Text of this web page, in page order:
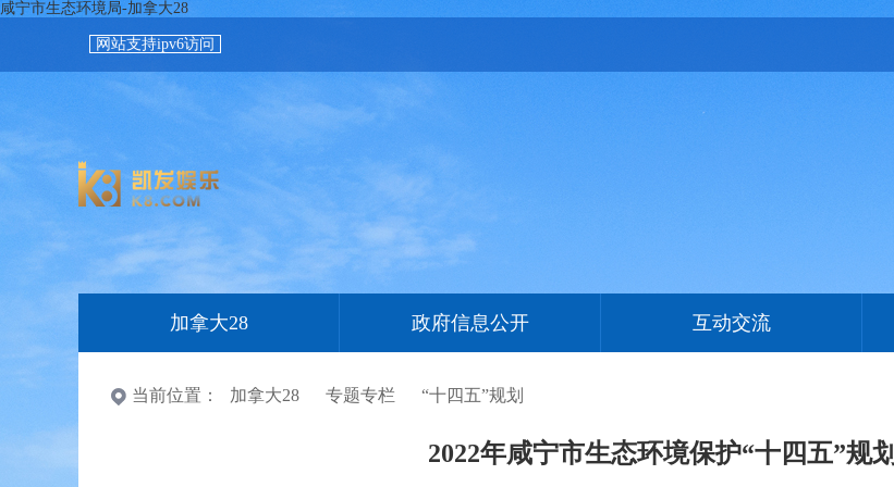
咸宁市生态环境局-加拿大28
网站支持ipv6访问
加拿大28 政府信息公开 互动交流
当前位置： 加拿大28 专题专栏 “十四五”规划
2022年咸宁市生态环境保护“十四五”规